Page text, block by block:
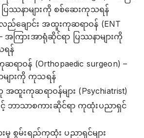
ြဿနာများကို စစ်ဆေးကုသရန်
းလည်ချောင်း အထူးကုဆရာဝန် (ENT
အကြားအာရုံဆိုင်ရာ ပြဿနာများကို
ရန်
ာဝန် (Orthopaedic surgeon) –
များကို ကုသရန်
အထူးကုဆရာဝန်များ (Psychiatrist)
နှင့် ဘာသာစကားဆိုင်ရာ ကုထုံးပညာရှင်
မှု စွမ်းရည်ကုထုံး ပညာရှင်များ